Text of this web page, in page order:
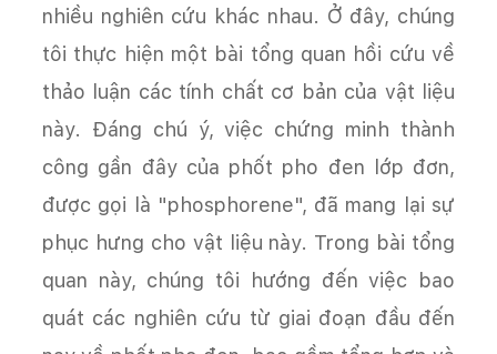
nhiều nghiên cứu khác nhau. Ở đây, chúng
tôi thực hiện một bài tổng quan hồi cứu về
thảo luận các tính chất cơ bản của vật liệu
này. Đáng chú ý, việc chứng minh thành
công gần đây của phốt pho đen lớp đơn,
được gọi là "phosphorene", đã mang lại sự
phục hưng cho vật liệu này. Trong bài tổng
quan này, chúng tôi hướng đến việc bao
quát các nghiên cứu từ giai đoạn đầu đến